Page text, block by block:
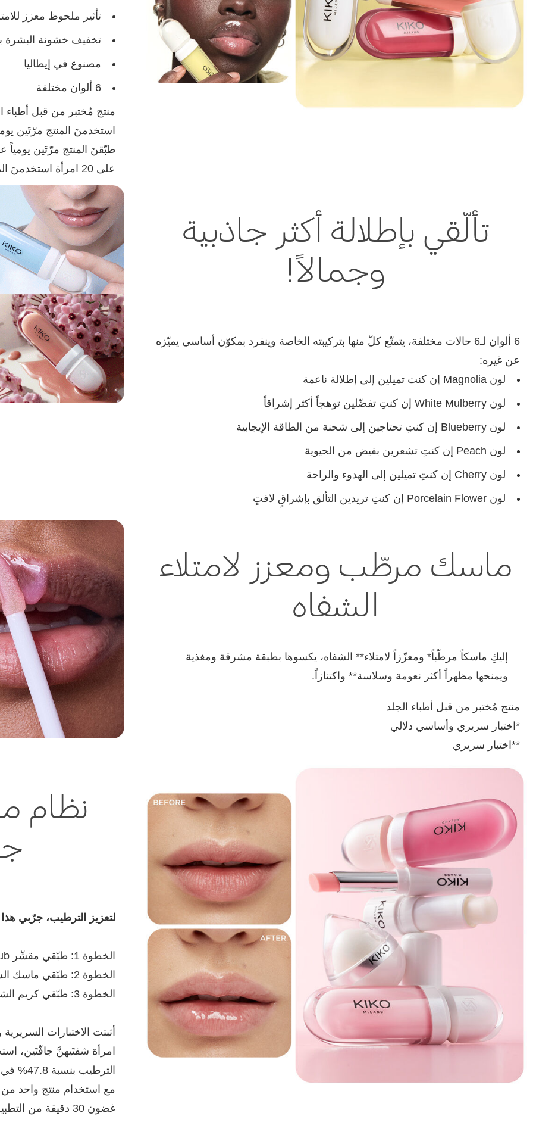
تأثير ملحوظ معزز للامتلاء يظهر على 80%
تخفيف خشونة البشرة
مصنوع في إيطاليا
6 ألوان مختلفة
على 20 امرأة استخدمنَ المنتج مرّتَين يومياً على مدى 56 يوماً.
تألّقي بإطلالة أكثر جاذبية
وجمالاً!
6 ألوان لـ6 حالات مختلفة، يتمتّع كلّ منها بتركيبته الخاصة وينفرد بمكوّن أساسي يميّزه
عن غيره:
لون Magnolia إن كنت تميلين إلى إطلالة ناعمة
لون White Mulberry إن كنتِ تفضّلين توهجاً أكثر إشراقاً
لون Blueberry إن كنتِ تحتاجين إلى شحنة من الطاقة الإيجابية
لون Peach إن كنتِ تشعرين بفيض من الحيوية
لون Cherry إن كنتِ تميلين إلى الهدوء والراحة
لون Porcelain Flower إن كنتِ تريدين التألق بإشراقٍ لافتٍ
ماسك مرطّب ومعزز لامتلاء
الشفاه
إليكِ ماسكاً مرطّباً* ومعزّزاً لامتلاء** الشفاه، يكسوها بطبقة مشرقة ومغذية
ويمنحها مظهراً أكثر نعومة وسلاسة** واكتنازاً.
منتج مُختبر من قبل أطباء الجلد
*اختبار سريري وأساسي دلالي
**اختبار سريري
نظام
لتعزيز الترطيب، جرّبي هذا
الخطوة 1: طبّقي مقشّر Kissable Scrub مرّتَين في الأسبوع
الخطوة 2: طبّقي ماسك الشفاه Kissable Lip Mask مرّة واحدة في اليوم
الخطوة 3: طبّقي كريم الشفاه Kissable Volume Lip Cream مرّتَين في اليوم
غضون 30 دقيقة من التطبيق